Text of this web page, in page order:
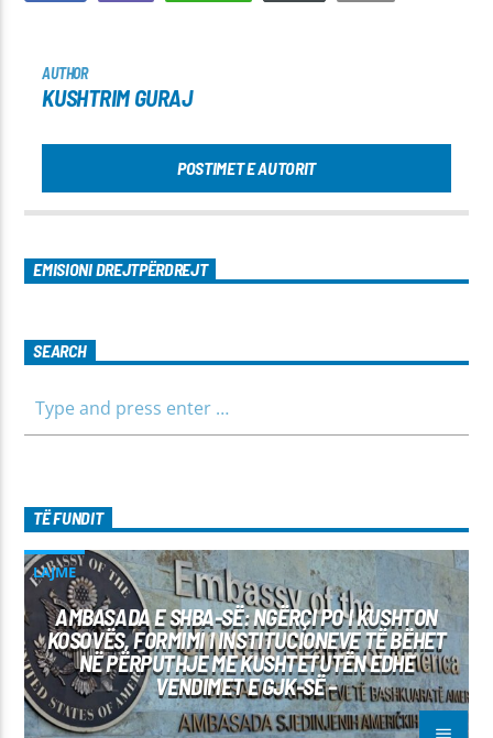
AUTHOR
KUSHTRIM GURAJ
POSTIMET E AUTORIT
EMISIONI DREJTPËRDREJT
SEARCH
TË FUNDIT
LAJME
AMBASADA E SHBA-SË: NGËRÇI PO I KUSHTON
KOSOVËS, FORMIMI I INSTITUCIONEVE TË BËHET
NË PËRPUTHJE ME KUSHTETUTËN EDHE
VENDIMET E GJK-SË –